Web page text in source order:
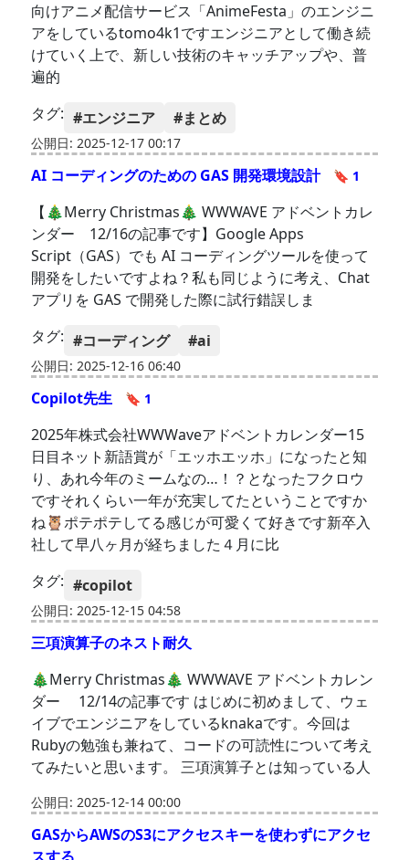
向けアニメ配信サービス「AnimeFesta」のエンジニ
アをしているtomo4k1ですエンジニアとして働き続
けていく上で、新しい技術のキャッチアップや、普
遍的
タグ: #エンジニア #まとめ
公開日: 2025-12-17 00:17
AI コーディングのための GAS 開発環境設計 🔖 1
【🎄Merry Christmas🎄 WWWAVE アドベントカレ
ンダー 12/16の記事です】Google Apps
Script（GAS）でも AI コーディングツールを使って
開発をしたいですよね？私も同じように考え、Chat
アプリを GAS で開発した際に試行錯誤しま
タグ: #コーディング #ai
公開日: 2025-12-16 06:40
Copilot先生 🔖 1
2025年株式会社WWWaveアドベントカレンダー15
日目ネット新語賞が「エッホエッホ」になったと知
り、あれ今年のミームなの…！？となったフクロウ
ですそれくらい一年が充実してたということですか
ね🦉ポテポテしてる感じが可愛くて好きです新卒入
社して早八ヶ月が経ちました４月に比
タグ: #copilot
公開日: 2025-12-15 04:58
三項演算子のネスト耐久
🎄Merry Christmas🎄 WWWAVE アドベントカレン
ダー 12/14の記事です はじめに初めまして、ウェ
イブでエンジニアをしているknakaです。今回は
Rubyの勉強も兼ねて、コードの可読性について考え
てみたいと思います。 三項演算子とは知っている人
公開日: 2025-12-14 00:00
GASからAWSのS3にアクセスキーを使わずにアクセ